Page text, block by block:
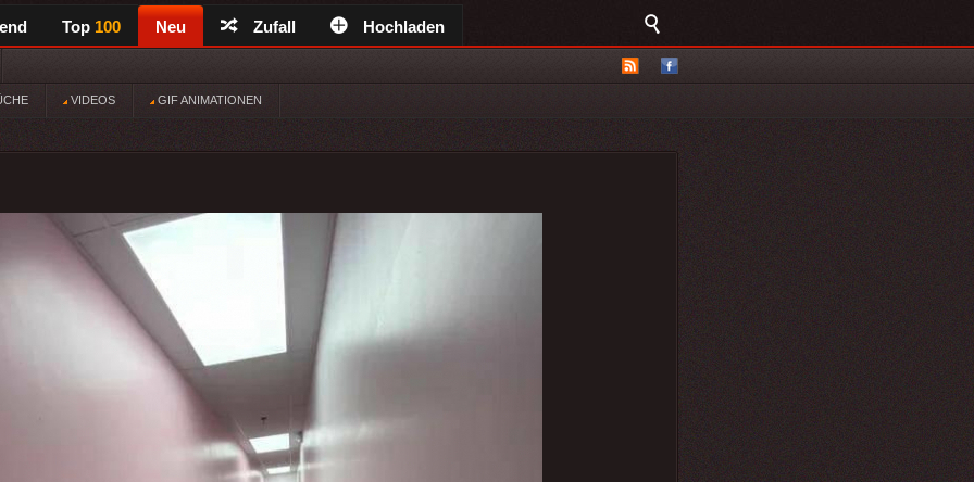
Top 100 Neu Zufall Hochladen
VIDEOS GIF ANIMATIONEN